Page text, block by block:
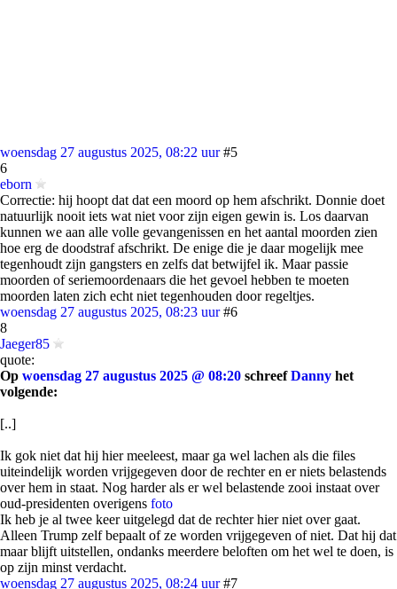
woensdag 27 augustus 2025, 08:22 uur #5
6
eborn
Correctie: hij hoopt dat dat een moord op hem afschrikt. Donnie doet
natuurlijk nooit iets wat niet voor zijn eigen gewin is. Los daarvan
kunnen we aan alle volle gevangenissen en het aantal moorden zien
hoe erg de doodstraf afschrikt. De enige die je daar mogelijk mee
tegenhoudt zijn gangsters en zelfs dat betwijfel ik. Maar passie
moorden of seriemoordenaars die het gevoel hebben te moeten
moorden laten zich echt niet tegenhouden door regeltjes.
woensdag 27 augustus 2025, 08:23 uur #6
8
Jaeger85
quote:
Op woensdag 27 augustus 2025 @ 08:20 schreefDanny het
volgende:
[..]
Ik gok niet dat hij hier meeleest, maar ga wel lachen als die files
uiteindelijk worden vrijgegeven door de rechter en er niets belastends
over hem in staat. Nog harder als er wel belastende zooi instaat over
oud-presidenten overigens foto
Ik heb je al twee keer uitgelegd dat de rechter hier niet over gaat.
Alleen Trump zelf bepaalt of ze worden vrijgegeven of niet. Dat hij dat
maar blijft uitstellen, ondanks meerdere beloften om het wel te doen, is
op zijn minst verdacht.
woensdag 27 augustus 2025, 08:24 uur #7